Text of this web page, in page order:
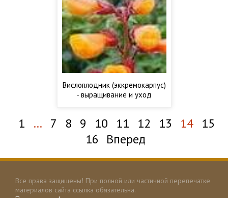
Вислоплодник (эккремокарпус)
- выращивание и уход
1 … 7 8 9 10 11 12 13 14 15
16
Вперед
Все права защищены! При полной или частичной перепечатке
материалов сайта ссылка обязательна.